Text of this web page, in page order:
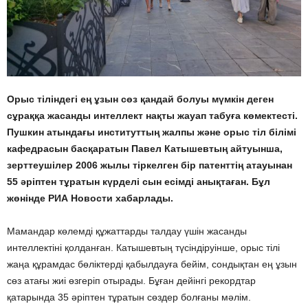
Орыс тіліндегі ең ұзын сөз қандай болуы мүмкін деген
сұраққа жасанды интеллект нақты жауап табуға көмектесті.
Пушкин атындағы институттың жалпы және орыс тіл білімі
кафедрасын басқаратын Павел Катышевтың айтуынша,
зерттеушілер 2006 жылы тіркелген бір патенттің атауынан
55 әріптен тұратын күрделі сын есімді анықтаған. Бұл
жөнінде РИА Новости хабарлады.
Мамандар көлемді құжаттарды талдау үшін жасанды
интеллектіні қолданған. Катышевтың түсіндіруінше, орыс тілі
жаңа құрамдас бөліктерді қабылдауға бейім, сондықтан ең ұзын
сөз атағы жиі өзгеріп отырады. Бұған дейінгі рекордтар
қатарында 35 әріптен тұратын сөздер болғаны мәлім.